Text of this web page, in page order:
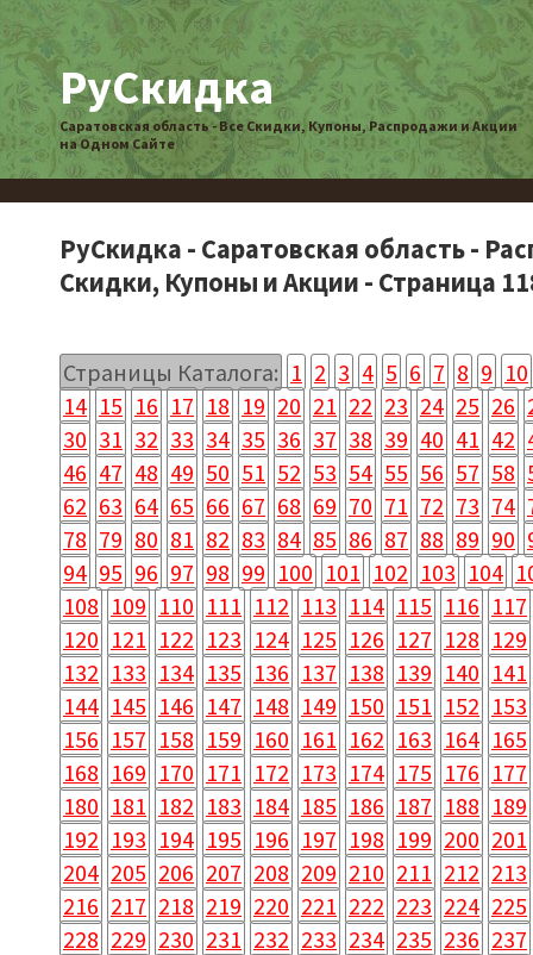
РуСкидка
Саратовская область - Все Скидки, Купоны, Распродажи и Акции
на Одном Сайте
РуСкидка - Саратовская область -
Скидки, Купоны и Акции - Страница
Страницы Каталога: 1 2 3 4 5 6 7 8 9 10
14 15 16 17 18 19 20 21 22 23 24 25 26
30 31 32 33 34 35 36 37 38 39 40 41 42
46 47 48 49 50 51 52 53 54 55 56 57 58
62 63 64 65 66 67 68 69 70 71 72 73 74
78 79 80 81 82 83 84 85 86 87 88 89 90
94 95 96 97 98 99 100 101 102 103 104
108 109 110 111 112 113 114 115 116 117
120 121 122 123 124 125 126 127 128 129
132 133 134 135 136 137 138 139 140 141
144 145 146 147 148 149 150 151 152 153
156 157 158 159 160 161 162 163 164 165
168 169 170 171 172 173 174 175 176 177
180 181 182 183 184 185 186 187 188 189
192 193 194 195 196 197 198 199 200 201
204 205 206 207 208 209 210 211 212 213
216 217 218 219 220 221 222 223 224 225
228 229 230 231 232 233 234 235 236 237